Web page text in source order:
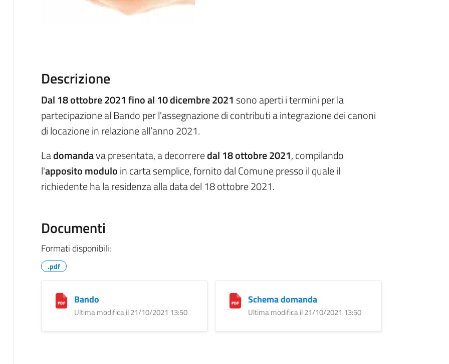
Descrizione
Dal 18 ottobre 2021 fino al 10 dicembre 2021 sono aperti i termini per la
partecipazione al Bando per l'assegnazione di contributi a integrazione dei canoni
di locazione in relazione all’anno 2021.
Ladomandava presentata, a decorreredal 18 ottobre 2021, compilando
l'apposito moduloin carta semplice, fornito dal Comune presso il quale il
richiedente ha la residenza alla data del 18 ottobre 2021.
Documenti
Formati disponibili:
.pdf
Bando
Ultima modifica il 21/10/2021 13:50
Schema domanda
Ultima modifica il 21/10/2021 13:50